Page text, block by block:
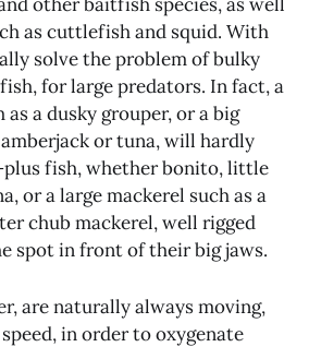
as cuttlefish and squid. With
solve the problem of bulky
for large predators. In fact, a
a dusky grouper, or a big
or tuna, will hardly
fish, whether bonito, little
or a large mackerel such as a
chub mackerel, well rigged
spot in front of their big jaws.
are naturally always moving,
in order to oxygenate